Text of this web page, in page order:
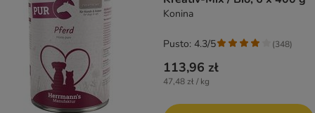
Konina
113,96 zł
47,48 zł / kg
Pusto: 4.3/5 (348)